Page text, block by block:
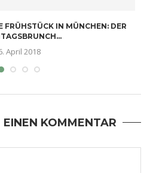
FRÜHSTÜCK IN MÜNCHEN: DER
April 2018
EINEN KOMMENTAR